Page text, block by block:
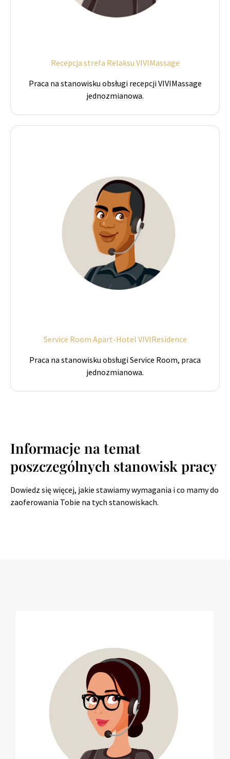
Recepcja strefa Relaksu VIVIMassage
Praca na stanowisku obsługi recepcji VIVIMassage
jednozmianowa.
Service Room Apart-Hotel VIVIResidence
Praca na stanowisku obsługi Service Room, praca
jednozmianowa.
Informacje na temat
poszczególnych stanowisk pracy
Dowiedz się więcej, jakie stawiamy wymagania i co mamy do
zaoferowania Tobie na tych stanowiskach.